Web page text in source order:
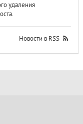
удаления
Новости в RSS